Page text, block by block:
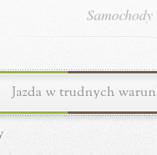
Jazda w trudnych